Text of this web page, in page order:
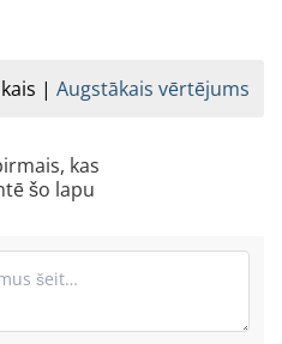
Augstākais vērtējums
kas
šo lapu